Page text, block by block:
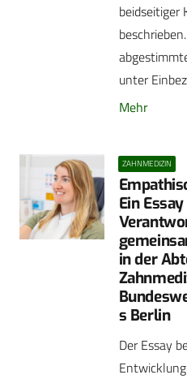
beidseitiger
unter
Mehr
ZAHNMEDIZIN
Ein
in der
s Berlin
Der Essay